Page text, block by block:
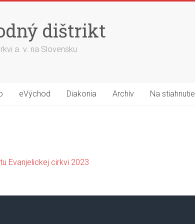
dištrikt
a. v. na Slovensku
eVýchod Diakonia Archív Na stiahnutie
Evanjelickej cirkvi 2023